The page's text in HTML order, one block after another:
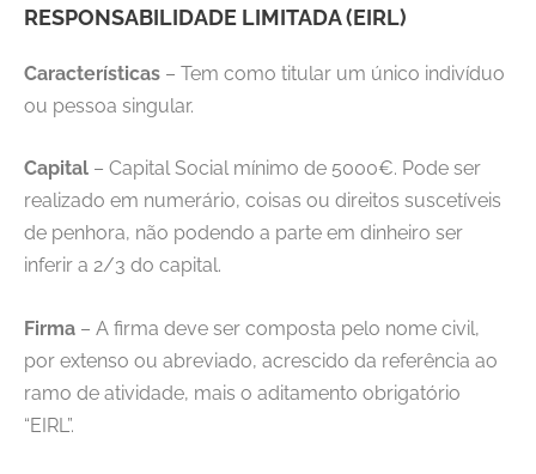
RESPONSABILIDADE LIMITADA (EIRL)
Características – Tem como titular um único indivíduo
ou pessoa singular.
Capital – Capital Social mínimo de 5000€. Pode ser
realizado em numerário, coisas ou direitos suscetíveis
de penhora, não podendo a parte em dinheiro ser
inferir a 2/3 do capital.
Firma – A firma deve ser composta pelo nome civil,
por extenso ou abreviado, acrescido da referência ao
ramo de atividade, mais o aditamento obrigatório
“EIRL”.